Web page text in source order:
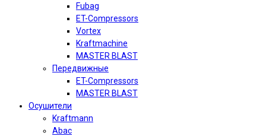
Fubag
ET-Compressors
Vortex
Kraftmachine
MASTER BLAST
Передвижные
ET-Compressors
MASTER BLAST
Осушители
Kraftmann
Abac